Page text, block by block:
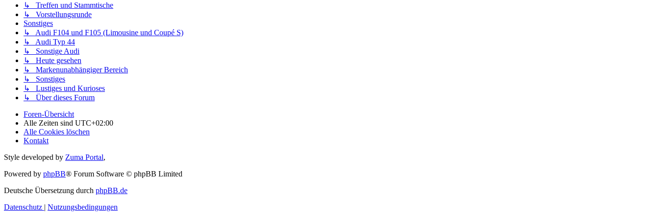
↳ Treffen und Stammtische
↳ Vorstellungsrunde
Sonstiges
↳ Audi F104 und F105 (Limousine und Coupé S)
↳ Audi Typ 44
↳ Sonstige Audi
↳ Heute gesehen
↳ Markenunabhängiger Bereich
↳ Sonstiges
↳ Lustiges und Kurioses
↳ Über dieses Forum
Foren-Übersicht
Alle Zeiten sind UTC+02:00
Alle Cookies löschen
Kontakt
Style developed by Zuma Portal,
Powered by phpBB® Forum Software © phpBB Limited
Deutsche Übersetzung durch phpBB.de
Datenschutz | Nutzungsbedingungen